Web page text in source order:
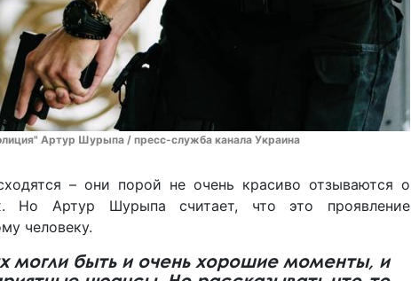
Артур Шурыпа / пресс-служба канала Украина
– они порой не очень красиво отзываются о
Но Артур Шурыпа считает, что это проявление
человеку.
могли быть и очень хорошие моменты, и